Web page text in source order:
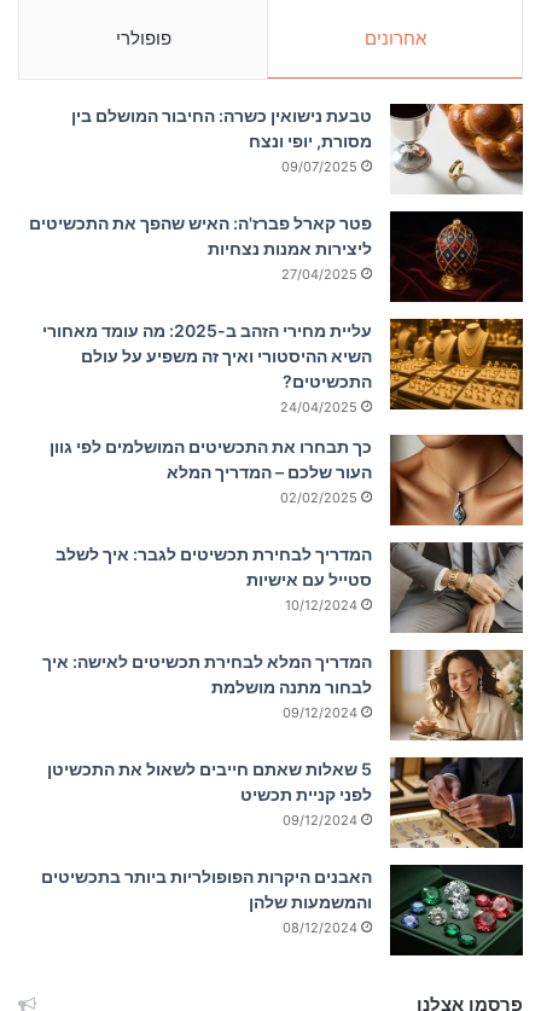
אחרונים פופולרי
טבעת נישואין כשרה: החיבור המושלם בין
מסורת, יופי ונצח
09/07/2025
פטר קארל פברז'ה: האיש שהפך את התכשיטים
ליצירות אמנות נצחיות
27/04/2025
עליית מחירי הזהב ב-2025: מה עומד מאחורי
השיא ההיסטורי ואיך זה משפיע על עולם
התכשיטים?
24/04/2025
כך תבחרו את התכשיטים המושלמים לפי גוון
העור שלכם – המדריך המלא
02/02/2025
המדריך לבחירת תכשיטים לגבר: איך לשלב
סטייל עם אישיות
10/12/2024
המדריך המלא לבחירת תכשיטים לאישה: איך
לבחור מתנה מושלמת
09/12/2024
5 שאלות שאתם חייבים לשאול את התכשיטן
לפני קניית תכשיט
09/12/2024
האבנים היקרות הפופולריות ביותר בתכשיטים
והמשמעות שלהן
08/12/2024
פרסמו אצלנו